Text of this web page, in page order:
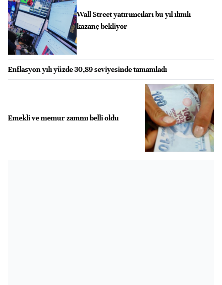
Wall Street yatırımcıları bu yıl ılımlı
kazanç bekliyor
Enflasyon yılı yüzde 30,89 seviyesinde tamamladı
Emekli ve memur zammı belli oldu